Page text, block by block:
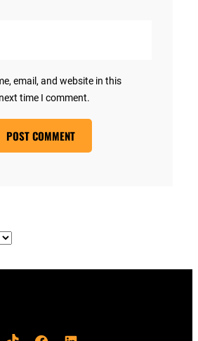
email, and website in this
time I comment.